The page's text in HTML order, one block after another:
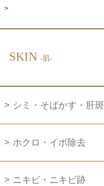
SKIN -肌-
シミ・そばかす・肝斑
ホクロ・イボ除去
ニキビ・ニキビ跡